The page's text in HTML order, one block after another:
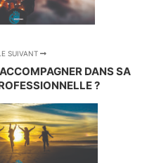
SUIVANT
DANS SA
?